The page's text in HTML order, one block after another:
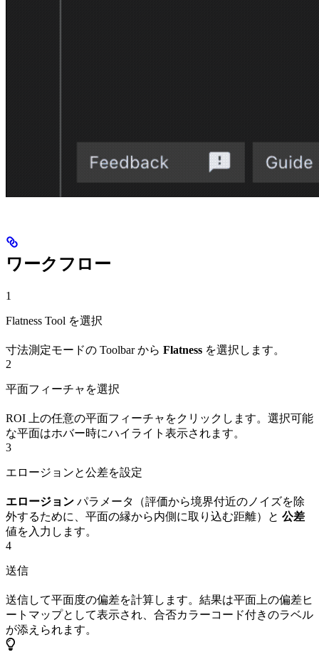
ワークフロー
1
Flatness Tool を選択
寸法測定モードの Toolbar から Flatness を選択します。
2
平面フィーチャを選択
ROI 上の任意の平面フィーチャをクリックします。選択可能
な平面はホバー時にハイライト表示されます。
3
エロージョンと公差を設定
エロージョン パラメータ（評価から境界付近のノイズを除
外するために、平面の縁から内側に取り込む距離）と 公差
値を入力します。
4
送信
送信して平面度の偏差を計算します。結果は平面上の偏差ヒ
ートマップとして表示され、合否カラーコード付きのラベル
が添えられます。